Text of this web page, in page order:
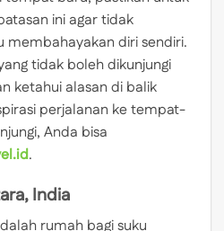
ini agar tidak
membahayakan diri sendiri.
tidak boleh dikunjungi
ketahui alasan di balik
perjalanan ke tempat-
Anda bisa
.
India
rumah bagi suku